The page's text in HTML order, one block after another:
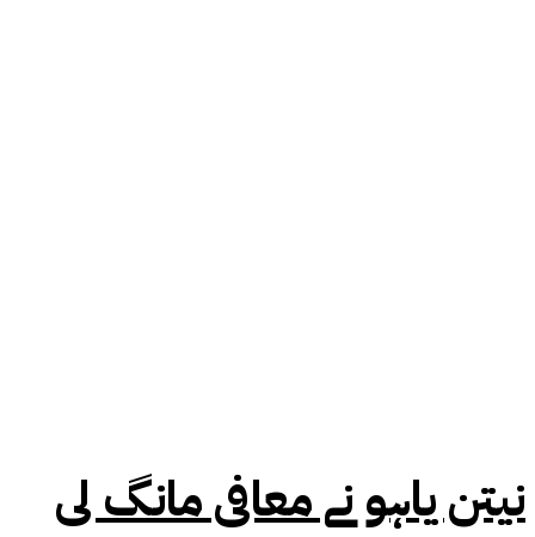
نیتن یاہو نے معافی مانگ لی